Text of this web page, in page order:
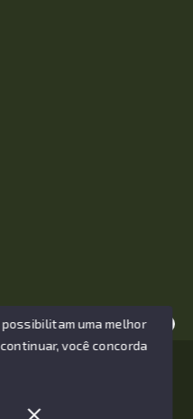
juntos nessa jornada
de Imóveis -
possibilitam uma melhor
você concorda